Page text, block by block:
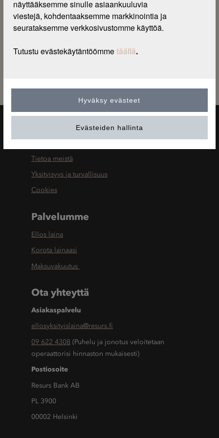
Maksuvakuutuksen vakuutustietoasiakirja ja
tuotekuvaus
Tietoa vakuutusedustuksesta
Tietoja Resurs Bankista
Tietoa meistä
Yksityisyys ja turvallisuus
Cookies
Palvelumme
Ellos laina
Korota lainaasi
Maksuvakuutus
Ota yhteyttä
Asiakaspalvelu
ellosyksityislaina@resurs.fi
09 622 4308 (Puhelu ja jonotus veloitetaan
operaattorisi hinnaston mukaisesti)
Postiosoite
Resurs Bank AB
PL 3900
00002 Helsinki
näyttääksemme sinulle asiaankuuluvia
viestejä, kohdentaaksemme markkinointia ja
seurataksemme verkkosivustomme käyttöä.
Tutustu evästekäytäntöömmetäällä.
Evästeiden hallinta
Hyväksy evästeet